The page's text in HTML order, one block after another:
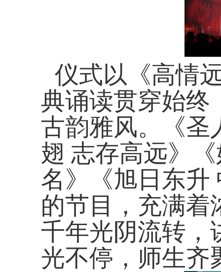
仪式以《高情
典诵读贯穿始终
古韵雅风。《圣
翅 志存高远》
名》《旭日东
的节目，充满着
千年光阴流转，
光不停，师生齐